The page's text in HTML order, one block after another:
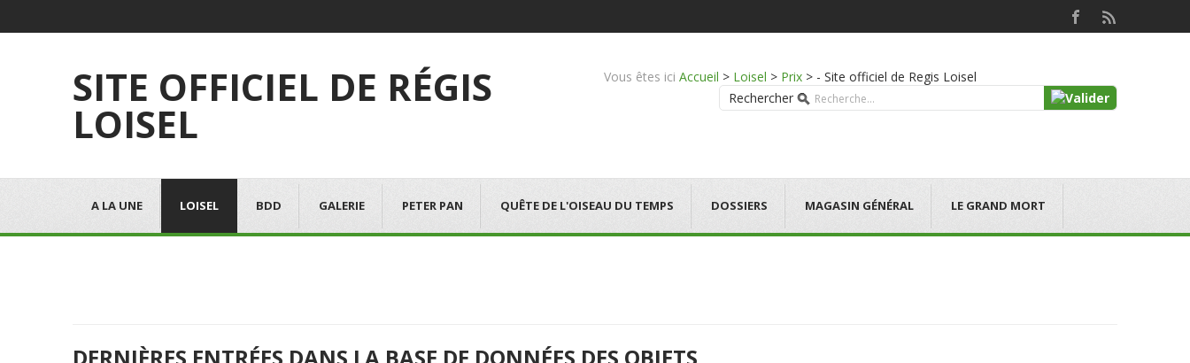
SITE OFFICIEL DE RÉGIS
LOISEL
Vous êtes ici Accueil > Loisel > Prix > - Site officiel de Regis Loisel
Rechercher
A LA UNE LOISEL BDD GALERIE PETER PAN QUÊTE DE L'OISEAU DU TEMPS DOSSIERS MAGASIN GÉNÉRAL LE GRAND MORT